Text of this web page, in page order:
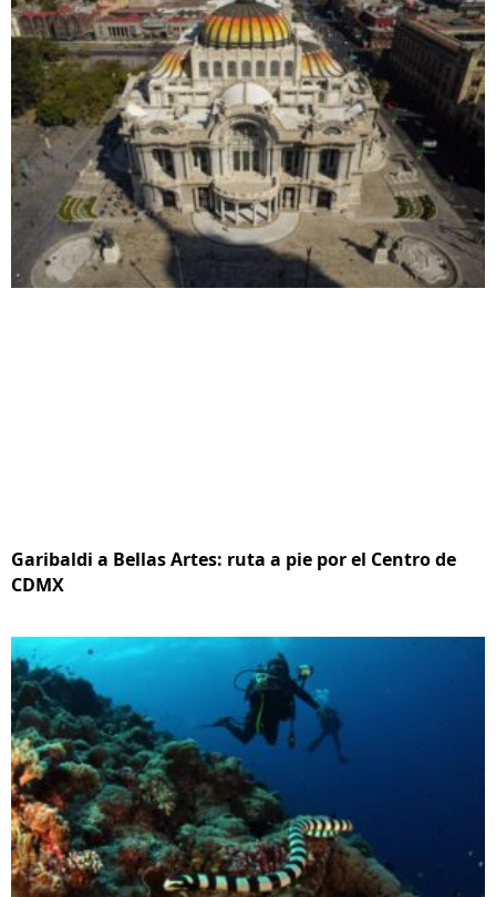
Garibaldi a Bellas Artes: ruta a pie por el Centro de
CDMX